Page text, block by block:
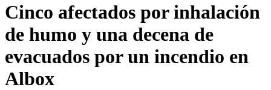
Cinco afectados por inhalación
de humo y una decena de
evacuados por un incendio en
Albox